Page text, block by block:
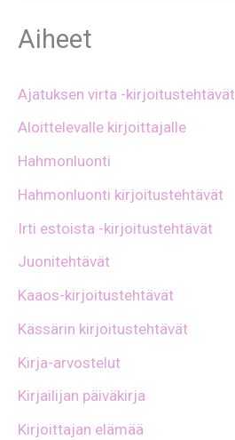
Aiheet
Ajatuksen virta -kirjoitustehtävät
Aloittelevalle kirjoittajalle
Hahmonluonti
Hahmonluonti kirjoitustehtävät
Irti estoista -kirjoitustehtävät
Juonitehtävät
Kaaos-kirjoitustehtävät
Kässärin kirjoitustehtävät
Kirja-arvostelut
Kirjailijan päiväkirja
Kirjoittajan elämää